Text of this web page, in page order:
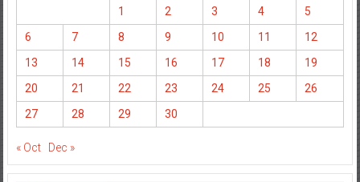
1 2 3 4
5
6
7 8 9 10 11
12
13
14 15 16 17 18
19
20
21 22 23 24 25
26
27
28 29 30
« Oct Dec »